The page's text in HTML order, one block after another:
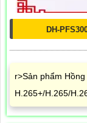
DH-
r>Sản phẩm
H.265+/H.265/